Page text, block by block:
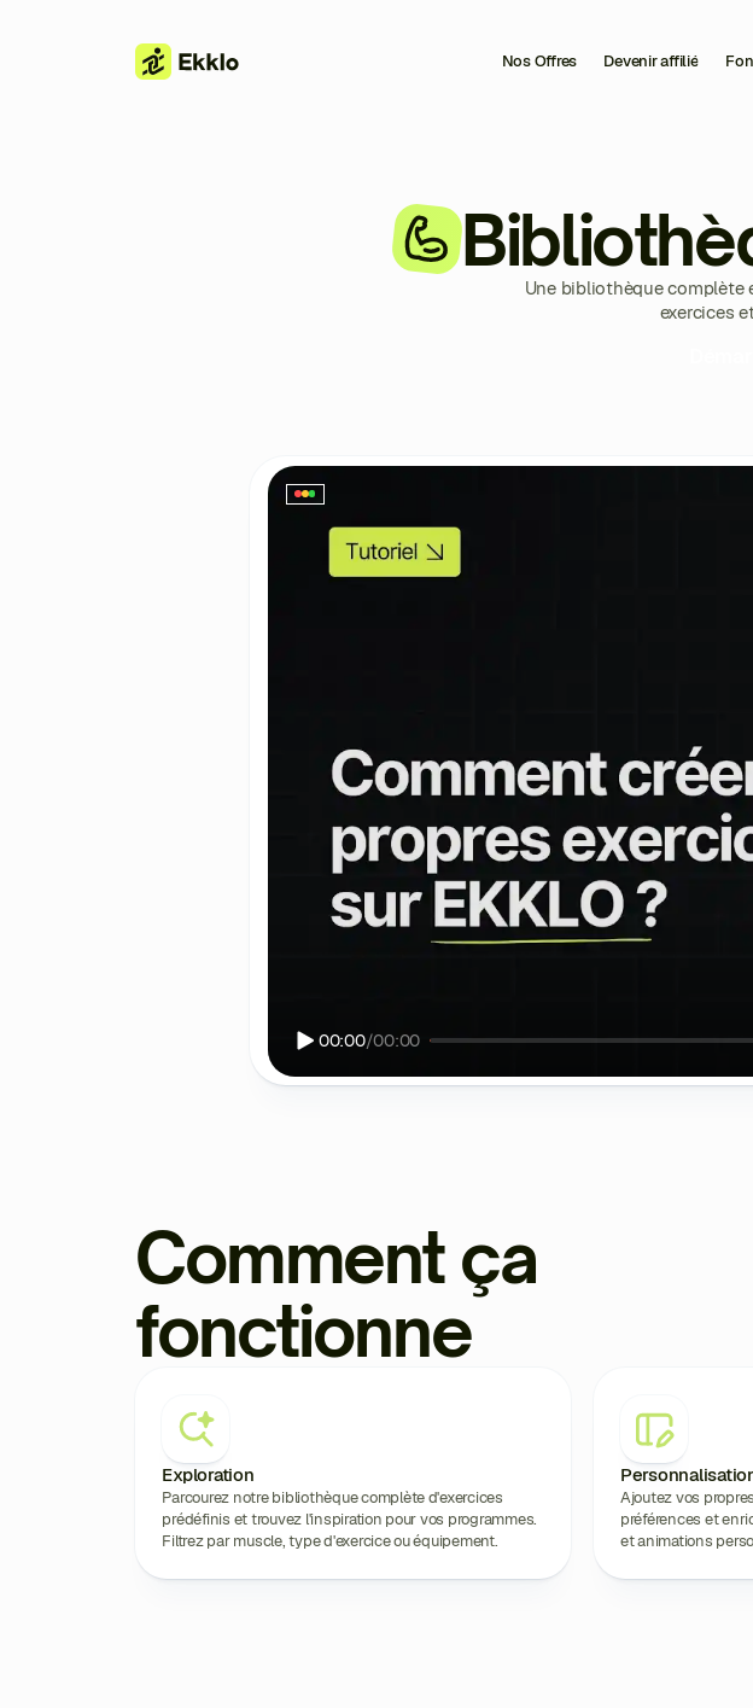
Nos Offres Devenir affilié
Une bibliothèque
exercices
00:00/00:00
Comment ça
fonctionne
Exploration
Parcourez notre bibliothèque complète d'exercices
prédéfinis et trouvez l'inspiration pour vos programmes.
Filtrez par muscle, type d'exercice ou équipement.
Ajoutez vos
préférences et
et animations